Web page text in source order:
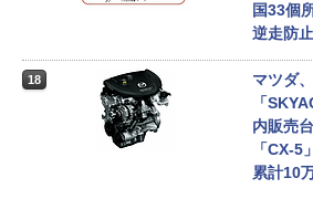
国33個
逆走防
18
マツダ
「
内販売
「CX-
累計10